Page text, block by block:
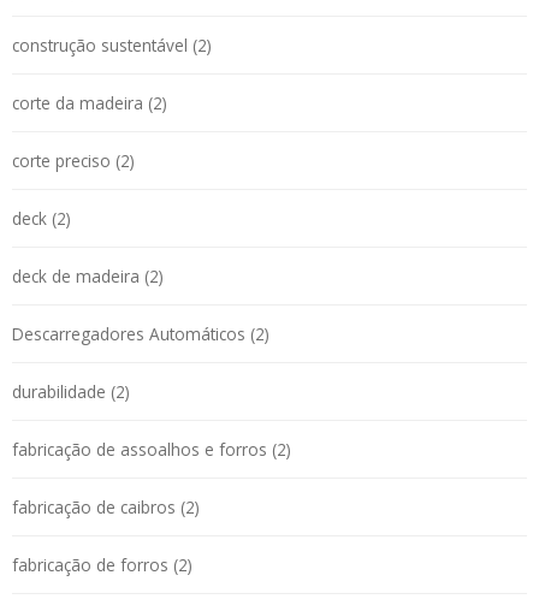
construção sustentável (2)
corte da madeira (2)
corte preciso (2)
deck (2)
deck de madeira (2)
Descarregadores Automáticos (2)
durabilidade (2)
fabricação de assoalhos e forros (2)
fabricação de caibros (2)
fabricação de forros (2)